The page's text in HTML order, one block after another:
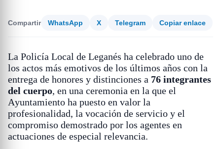
Compartir WhatsApp X Telegram Copiar enlace
La Policía Local de Leganés ha celebrado uno de
los actos más emotivos de los últimos años con la
entrega de honores y distinciones a 76 integrantes
del cuerpo, en una ceremonia en la que el
Ayuntamiento ha puesto en valor la
profesionalidad, la vocación de servicio y el
compromiso demostrado por los agentes en
actuaciones de especial relevancia.